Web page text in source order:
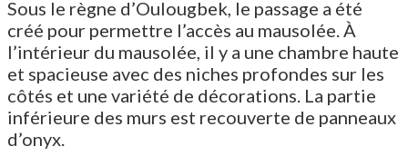
Sous le règne d’Oulougbek, le passage a été
créé pour permettre l’accès au mausolée. À
l’intérieur du mausolée, il y a une chambre haute
et spacieuse avec des niches profondes sur les
côtés et une variété de décorations. La partie
inférieure des murs est recouverte de panneaux
d’onyx.